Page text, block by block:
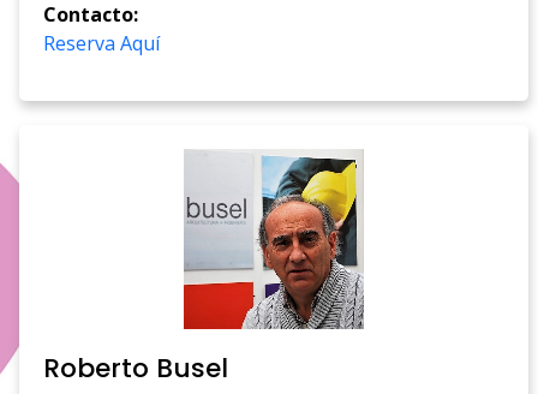
Contacto:
Reserva Aquí
Roberto Busel